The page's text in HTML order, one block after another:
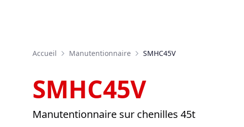
Accueil Manutentionnaire SMHC45V
SMHC45V
Manutentionnaire sur chenilles 45t